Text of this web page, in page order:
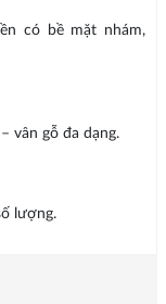
có bề mặt nhám,
vân gỗ đa dạng.
lượng.